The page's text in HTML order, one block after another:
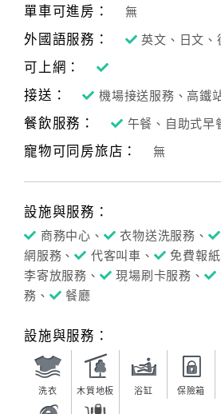
單車可進房：
無
外國語服務： 英文、日文、
可上網：
接送：
機場接送服務、高鐵
餐飲服務： 午餐、自助式早
寵物可同房旅店： 無
設施與服務：
商務中心、 衣物送洗服務、
網服務、
代客叫車、 免費報紙
李寄放服務、
現場刷卡服務、
務、
餐廳
設施與服務：
洗衣 木質地板 浴缸 保險箱